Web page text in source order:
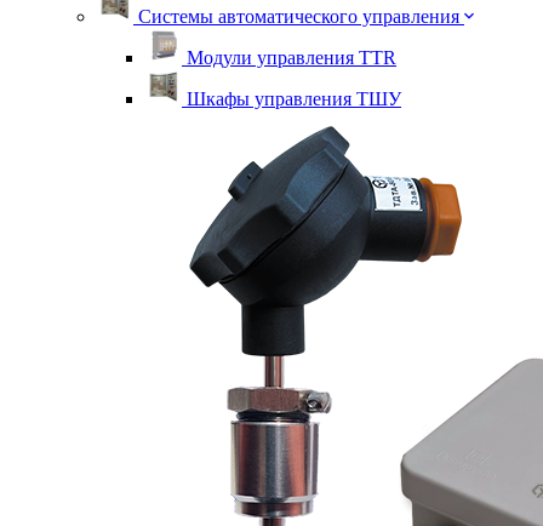
Системы автоматического управления
Модули управления TTR
Шкафы управления ТШУ